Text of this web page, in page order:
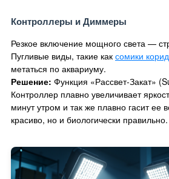
Контроллеры и Диммеры
Резкое включение мощного света —
Пугливые виды, такие как сомики
метаться по аквариуму.
Решение: Функция «Рассвет-Закат»
Контроллер плавно увеличивает
минут утром и так же плавно гасит ее
красиво, но и биологически правильно.